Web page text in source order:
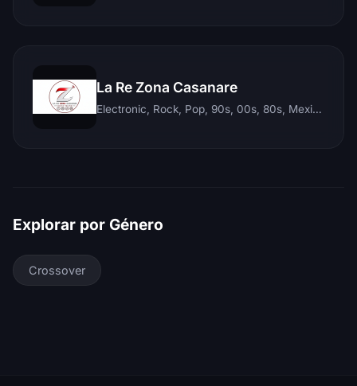
La Re Zona Casanare
Electronic, Rock, Pop, 90s, 00s, 80s, Mexican, Ranchera, Reggaeton, Instrumental, Salsa, Merengue, Tropical, Romantic, Vallenato, Llanera
Explorar por Género
Crossover